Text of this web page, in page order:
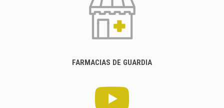
FARMACIAS DE GUARDIA